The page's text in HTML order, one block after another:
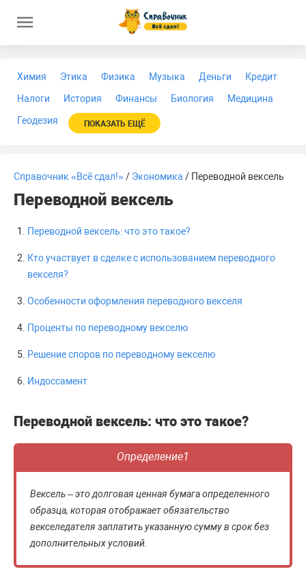
Химия Этика Физика Музыка Деньги
Кредит
Налоги
История Финансы Биология
Медицина
Геодезия
ПОКАЗАТЬ ЕЩЁ
Справочник «Всё сдал!»/ Экономика / Переводной вексель
Переводной вексель
Переводной вексель: что это такое?
Кто участвует в сделке с использованием переводного
векселя?
Особенности оформления переводного векселя
Проценты по переводному векселю
Решение споров по переводному векселю
Индоссамент
Переводной вексель: что это такое?
Определение1
Вексель – это долговая ценная бумага определенного
образца, которая отображает обязательство
векселедателя заплатить указанную сумму в срок без
дополнительных условий.